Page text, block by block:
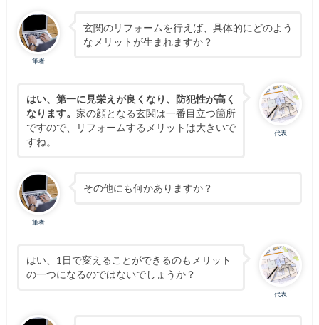
筆者
玄関のリフォームを行えば、具体的にどのよう
なメリットが生まれますか？
代表
はい、第一に見栄えが良くなり、防犯性が高く
なります。 家の顔となる玄関は一番目立つ箇所
ですので、リフォームするメリットは大きいで
すね。
筆者
その他にも何かありますか？
代表
はい、1日で変えることができるのもメリット
の一つになるのではないでしょうか？